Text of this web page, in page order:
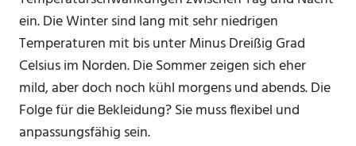
ein. Die Winter sind lang mit sehr niedrigen
Temperaturen mit bis unter Minus Dreißig Grad
Celsius im Norden. Die Sommer zeigen sich eher
mild, aber doch noch kühl morgens und abends. Die
Folge für die Bekleidung? Sie muss flexibel und
anpassungsfähig sein.